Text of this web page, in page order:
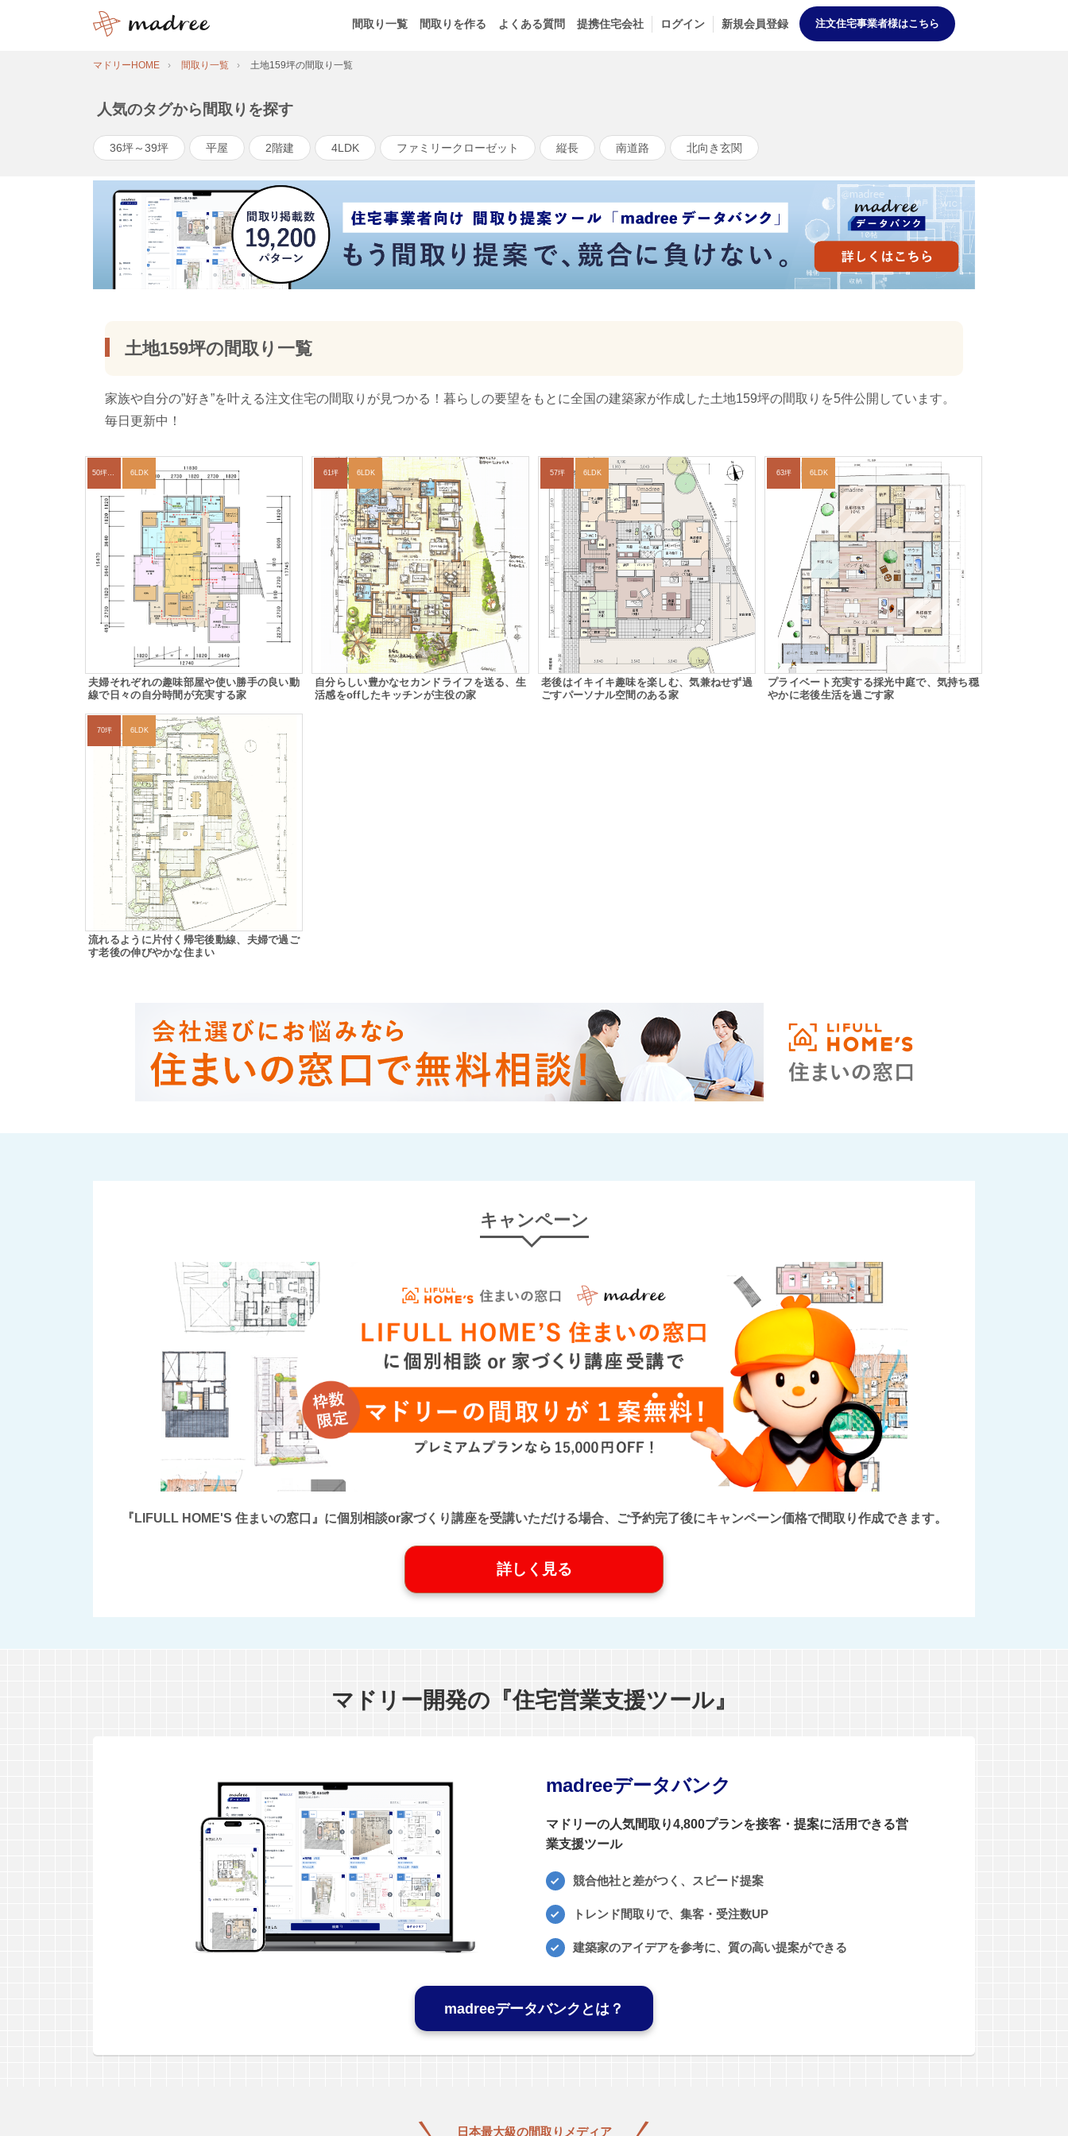
間取り一覧 間取りを作る よくある質問 提携住宅会社 ログイン 新規会員登録 注文住宅事業者様はこちら
マドリーHOME 間取り一覧 土地159坪の間取り一覧
人気のタグから間取りを探す
36坪～39坪 平屋 2階建 4LDK ファミリークローゼット 縦長 南道路 北向き玄関
土地159坪の間取り一覧
家族や自分の”好き”を叶える注文住宅の間取りが見つかる！暮らしの要望をもとに全国の建築家が作成した土地159坪の間取りを5件公開しています。
毎日更新中！
50坪以上 6LDK
夫婦それぞれの趣味部屋や使い勝手の良い動
線で日々の自分時間が充実する家
61坪 6LDK
自分らしい豊かなセカンドライフを送る、生
活感をoffしたキッチンが主役の家
57坪 6LDK
老後はイキイキ趣味を楽しむ、気兼ねせず過
ごすパーソナル空間のある家
63坪 6LDK
プライベート充実する採光中庭で、気持ち穏
やかに老後生活を過ごす家
70坪 6LDK
流れるように片付く帰宅後動線、夫婦で過ご
す老後の伸びやかな住まい
キャンペーン
『LIFULL HOME'S 住まいの窓口』に個別相談or家づくり講座を受講いただける場合、ご予約完了後にキャンペーン価格で間取り作成できます。
詳しく見る
マドリー開発の『住宅営業支援ツール』
madreeデータバンク
マドリーの人気間取り4,800プランを接客・提案に活用できる営
業支援ツール
競合他社と差がつく、スピード提案
トレンド間取りで、集客・受注数UP
建築家のアイデアを参考に、質の高い提案ができる
madreeデータバンクとは？
日本最大級の間取りメディア